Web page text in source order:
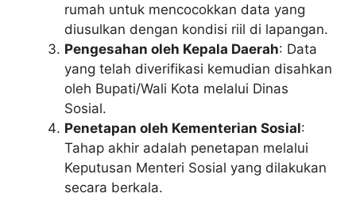
rumah untuk mencocokkan data yang
diusulkan dengan kondisi riil di lapangan.
Pengesahan oleh Kepala Daerah: Data
yang telah diverifikasi kemudian disahkan
oleh Bupati/Wali Kota melalui Dinas
Sosial.
Penetapan oleh Kementerian Sosial:
Tahap akhir adalah penetapan melalui
Keputusan Menteri Sosial yang dilakukan
secara berkala.